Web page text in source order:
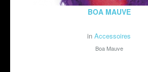
BOA MAUVE
in Accessoires
Boa Mauve